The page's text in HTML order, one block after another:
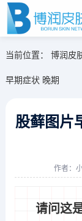
当前位置： 博润皮
早期症状 晚期
股藓图片
作者：
请问这